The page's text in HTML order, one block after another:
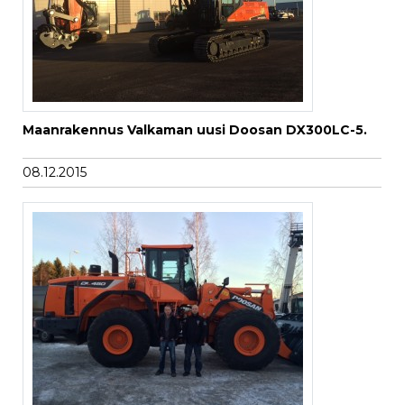
Maanrakennus Valkaman uusi Doosan DX300LC-5.
08.12.2015